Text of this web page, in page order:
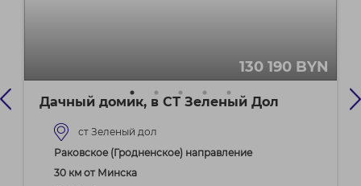
130 190 BYN
Дачный домик, в СТ Зеленый Дол
ст Зеленый дол
Раковское (Гродненское) направление
30 км от Минска